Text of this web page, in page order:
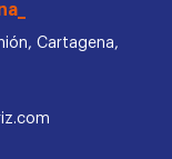
Cartagena,